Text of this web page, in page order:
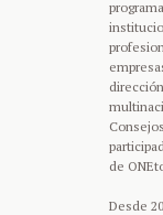
de
Desde